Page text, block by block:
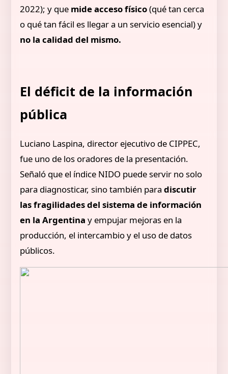
2022); y que mide acceso físico(qué tan cerca
o qué tan fácil es llegar a un servicio esencial) y
no la calidad del mismo.
El déficit de la información
pública
Luciano Laspina, director ejecutivo de CIPPEC,
fue uno de los oradores de la presentación.
Señaló que el índice NIDO puede servir no solo
para diagnosticar, sino también paradiscutir
las fragilidades del sistema de información
en la Argentinay empujar mejoras en la
producción, el intercambio y el uso de datos
públicos.